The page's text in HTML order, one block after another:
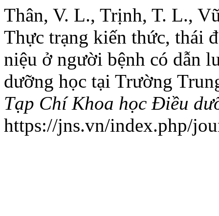
Thân, V. L., Trịnh, T. L.,
Thực trạng kiến thức, thái
niệu ở người bệnh có dẫn
dưỡng học tại Trường
Tạp Chí Khoa học Điều
https://jns.vn/index.php/